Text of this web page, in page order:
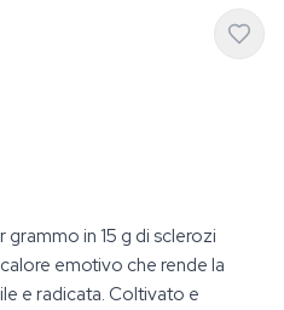
grammo in 15 g di sclerozi
emotivo che rende la
e radicata. Coltivato e